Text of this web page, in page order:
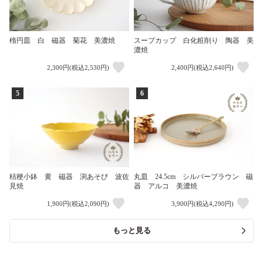
楕円皿 白 磁器 菊花 美濃焼
2,300円(税込2,530円)
スープカップ 白化粧削り 陶器 美
濃焼
2,400円(税込2,640円)
5
桔梗小鉢 黄 磁器 渕あそび 波佐
見焼
1,900円(税込2,090円)
6
丸皿 24.5cm シルバーブラウン 磁
器 アルコ 美濃焼
3,900円(税込4,290円)
もっと見る